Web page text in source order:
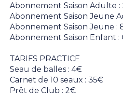
Abonnement Saison Adulte
Abonnement Saison Jeune
Abonnement Saison Jeune :
Abonnement Saison Enfant :
TARIFS PRACTICE
Seau de balles : 4€
Carnet de 10 seaux : 35€
Prêt de Club : 2€